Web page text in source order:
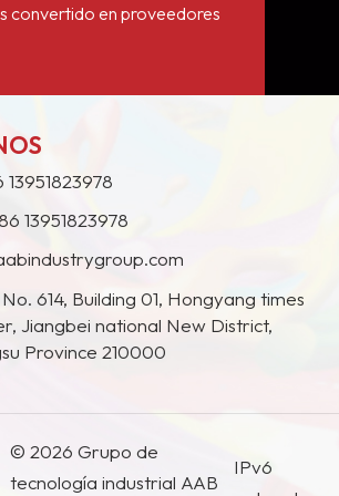
de
de
de
a la
convertido en proveedores
América del Norte, Oriente
Japón, Corea del Sur y
13951823978
13951823978
614, Building 01, Hongyang times
Jiangbei national New District,
Province 210000
© 2026 Grupo de
tecnología industrial AAB
IPv6